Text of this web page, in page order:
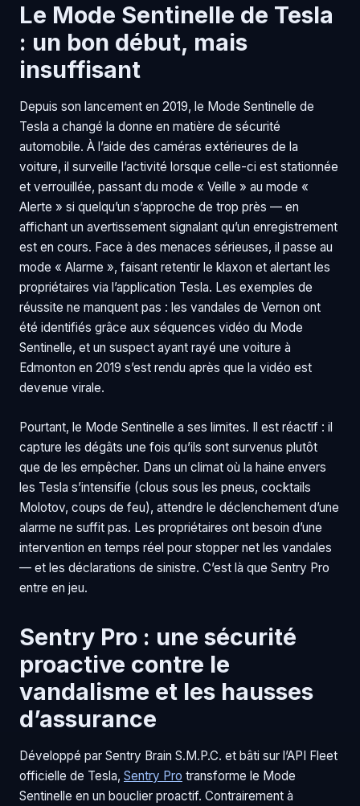
Le Mode Sentinelle de Tesla
: un bon début, mais
insuffisant
Depuis son lancement en 2019, le Mode Sentinelle de
Tesla a changé la donne en matière de sécurité
automobile. À l’aide des caméras extérieures de la
voiture, il surveille l’activité lorsque celle-ci est stationnée
et verrouillée, passant du mode « Veille » au mode «
Alerte » si quelqu’un s’approche de trop près — en
affichant un avertissement signalant qu’un enregistrement
est en cours. Face à des menaces sérieuses, il passe au
mode « Alarme », faisant retentir le klaxon et alertant les
propriétaires via l’application Tesla. Les exemples de
réussite ne manquent pas : les vandales de Vernon ont
été identifiés grâce aux séquences vidéo du Mode
Sentinelle, et un suspect ayant rayé une voiture à
Edmonton en 2019 s’est rendu après que la vidéo est
devenue virale.
Pourtant, le Mode Sentinelle a ses limites. Il est réactif : il
capture les dégâts une fois qu’ils sont survenus plutôt
que de les empêcher. Dans un climat où la haine envers
les Tesla s’intensifie (clous sous les pneus, cocktails
Molotov, coups de feu), attendre le déclenchement d’une
alarme ne suffit pas. Les propriétaires ont besoin d’une
intervention en temps réel pour stopper net les vandales
— et les déclarations de sinistre. C’est là que Sentry Pro
entre en jeu.
Sentry Pro : une sécurité
proactive contre le
vandalisme et les hausses
d’assurance
Développé par Sentry Brain S.M.P.C. et bâti sur l’API Fleet
officielle de Tesla, Sentry Pro transforme le Mode
Sentinelle en un bouclier proactif. Contrairement à